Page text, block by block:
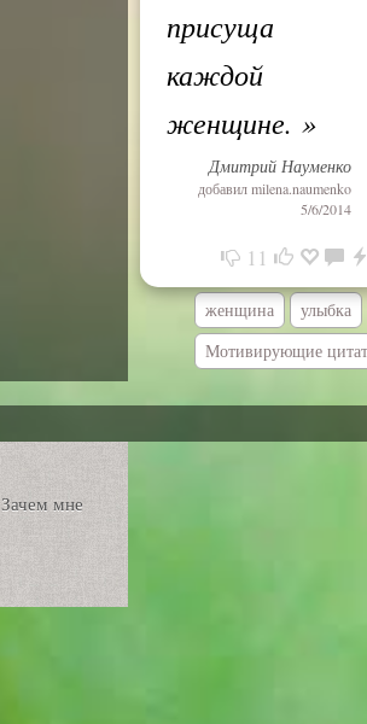
присуща
каждой
женщине. »
Дмитрий Науменко
добавилmilena.naumenko
5/6/2014
11
женщина
улыбка
Мотивирующие
Зачем мне